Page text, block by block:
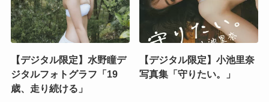
【デジタル限定】水野瞳デ
ジタルフォトグラフ「19
歳、走り続ける」
【デジタル限定】小池里奈
写真集「守りたい。」